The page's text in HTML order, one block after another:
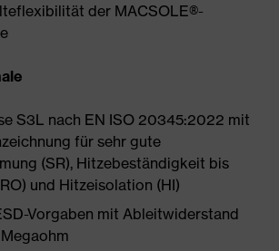
der MACSOLE®-
S3L nach EN ISO 20345:2022 mit
für sehr gute
(SR), Hitzebeständigkeit bis
und Hitzeisolation (HI)
Vorgaben mit Ableitwiderstand